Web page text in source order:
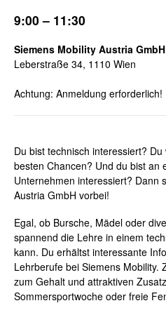
9:00 – 11:30
Siemens Mobility Austria GmbH
Leberstraße 34, 1110 Wien
Achtung: Anmeldung erforderlich!
Du bist technisch interessiert?
besten Chancen? Und du bist an
Unternehmen interessiert? Dann
Austria GmbH vorbei!
Egal, ob Bursche, Mädel oder
spannend die Lehre in einem
kann. Du erhältst interessante
Lehrberufe bei Siemens Mobility.
zum Gehalt und attraktiven
Sommersportwoche oder freie